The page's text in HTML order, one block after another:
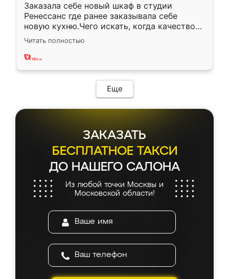
Заказала себе новый шкаф в студии
Ренессанс где ранее заказывала себе
новую кухню.Чего искать, когда качеством
вполне довольна. Служит кухня уже почти
два года, нареканий нет.
Читать полностью
Еще
ЗАКАЗАТЬ
БЕСПЛАТНОЕ ТАКСИ
ДО НАШЕГО САЛОНА
Из любой точки Москвы и
Московской области!